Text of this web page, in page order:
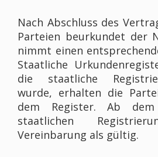
Nach Abschluss des
Parteien beurkundet der
nimmt einen
Staatliche
die staatliche
wurde, erhalten die
dem Register. Ab
staatlichen
Vereinbarung als gültig.